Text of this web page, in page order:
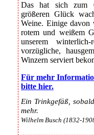
Das hat sich zum
größeren Glück
Weine. Einige davon
rotem und weißem
unserem winterlich-
vorzügliche,
Winzern serviert
Für mehr
bitte hier.
Ein Trinkgefäß,
mehr.
Wilhelm Busch (1832-